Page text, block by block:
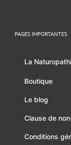
PAGES IMPORTANTES
La
Boutique
Le blog
Clause de
Conditions